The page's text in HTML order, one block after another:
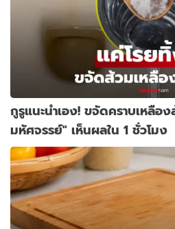
กูรูแนะนำเอง! ขจัดคราบเหลือ
มหัศจรรย์" เห็นผลใน 1 ชั่วโมง